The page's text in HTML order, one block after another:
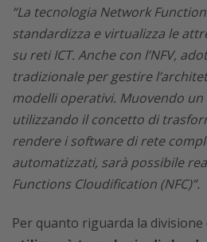
“La tecnologia Network
standardizza e virtualizza le
su reti ICT. Anche con l’NFV,
tradizionale per gestire
modelli operativi. Muovendo
utilizzando il concetto di
rendere i software di rete
automatizzati, sarà possibile
Functions Cloudification (NFC)”.
Per quanto riguarda la